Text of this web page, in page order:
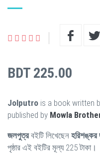
BDT 225.00
Jolputro is a book written
published by Mowla
জলপুত্রবইটি লিখেছেন হরিশঙ্কর
পৃষ্ঠার এই বইটির মূল্য 225 টাকা।